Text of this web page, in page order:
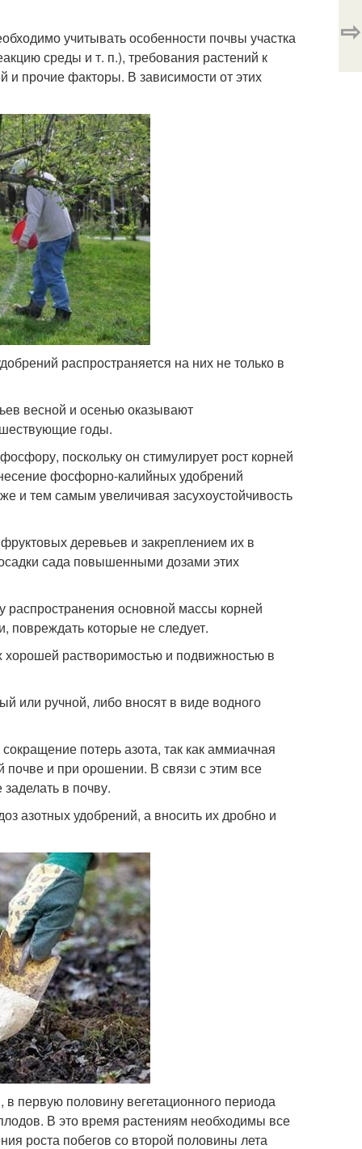
учитывать особенности почвы участка
среды и т. п.), требования растений к
и прочие факторы. В зависимости от этих
распространяется на них не только в
весной и осенью оказывают
годы.
поскольку он стимулирует рост корней
фосфорно-калийных удобрений
и тем самым увеличивая засухоустойчивость
деревьев и закреплением их в
сада повышенными дозами этих
основной массы корней
повреждать которые не следует.
растворимостью и подвижностью в
или ручной, либо вносят в виде водного
потерь азота, так как аммиачная
и при орошении. В связи с этим все
в почву.
азотных удобрений, а вносить их дробно и
первую половину вегетационного периода
В это время растениям необходимы все
роста побегов со второй половины лета
⇨